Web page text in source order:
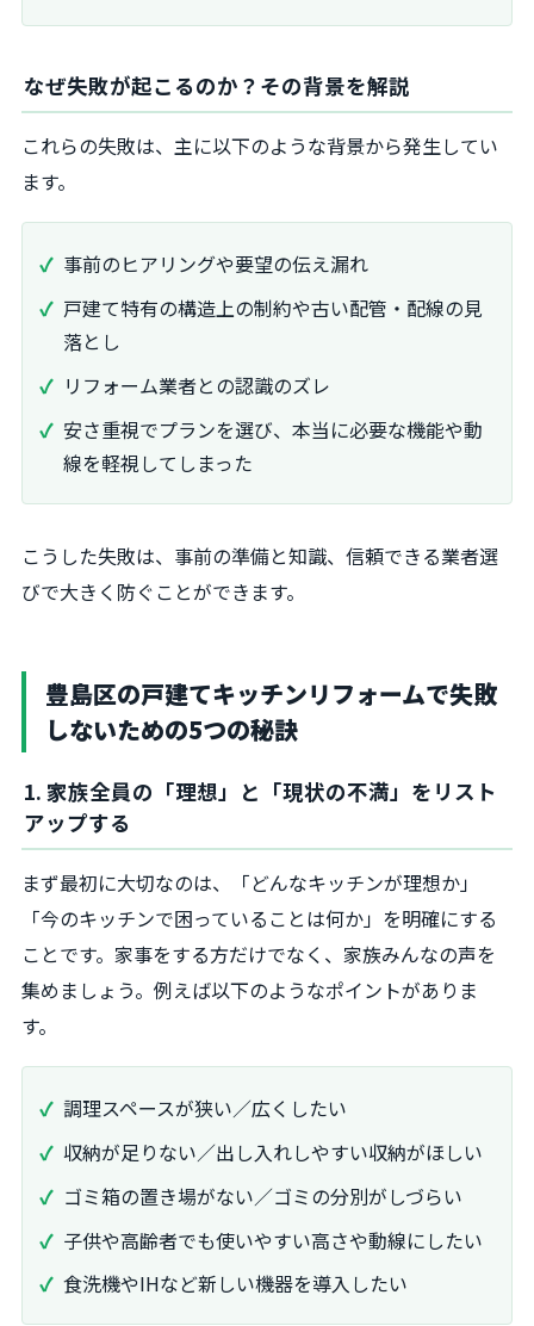
なぜ失敗が起こるのか？その背景を解説
これらの失敗は、主に以下のような背景から発生してい
ます。
事前のヒアリングや要望の伝え漏れ
戸建て特有の構造上の制約や古い配管・配線の見
落とし
リフォーム業者との認識のズレ
安さ重視でプランを選び、本当に必要な機能や動
線を軽視してしまった
こうした失敗は、事前の準備と知識、信頼できる業者選
びで大きく防ぐことができます。
豊島区の戸建てキッチンリフォームで失敗
しないための5つの秘訣
1. 家族全員の「理想」と「現状の不満」をリスト
アップする
まず最初に大切なのは、「どんなキッチンが理想か」
「今のキッチンで困っていることは何か」を明確にする
ことです。家事をする方だけでなく、家族みんなの声を
集めましょう。例えば以下のようなポイントがありま
す。
調理スペースが狭い／広くしたい
収納が足りない／出し入れしやすい収納がほしい
ゴミ箱の置き場がない／ゴミの分別がしづらい
子供や高齢者でも使いやすい高さや動線にしたい
食洗機やIHなど新しい機器を導入したい